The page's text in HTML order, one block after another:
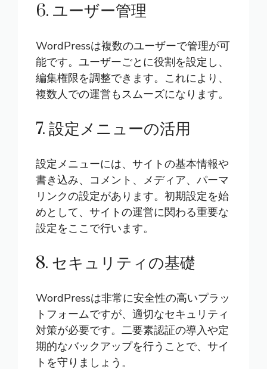
6. ユーザー管理
WordPressは複数のユーザーで管理が可
能です。ユーザーごとに役割を設定し、
編集権限を調整できます。これにより、
複数人での運営もスムーズになります。
7. 設定メニューの活用
設定メニューには、サイトの基本情報や
書き込み、コメント、メディア、パーマ
リンクの設定があります。初期設定を始
めとして、サイトの運営に関わる重要な
設定をここで行います。
8. セキュリティの基礎
WordPressは非常に安全性の高いプラッ
トフォームですが、適切なセキュリティ
対策が必要です。二要素認証の導入や定
期的なバックアップを行うことで、サイ
トを守りましょう。